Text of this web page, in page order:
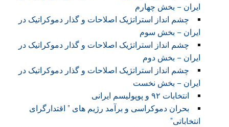
ایران – بخش چهارم
چشم انداز استراتژیک اصلاحات و گذار دموکراتیک در
ایران – بخش سوم
چشم انداز استراتژیک اصلاحات و گذار دموکراتیک در
ایران – بخش دوم
چشم انداز استراتژیک اصلاحات و گذار دموکراتیک در
ایران – بخش نخست
انتخابات ۹۲ و پوپولیسم ایرانی
بحران دموکراسی و برآمد رژیم های ” اقتدارگرای
انتخاباتی”